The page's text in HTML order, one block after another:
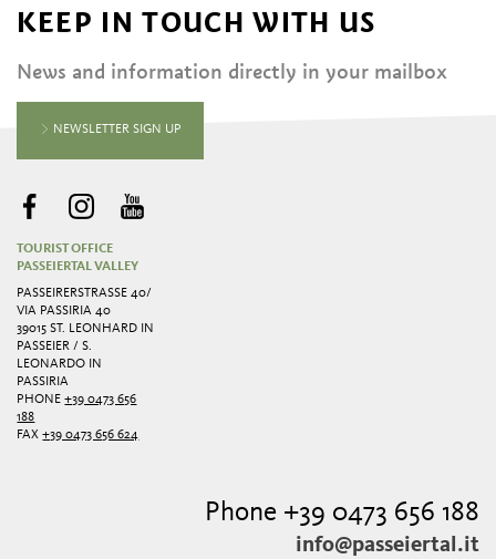
KEEP IN TOUCH WITH US
News and information directly in your mailbox
NEWSLETTER SIGN UP
TOURIST OFFICE
PASSEIERTAL VALLEY
PASSEIRERSTRASSE 40/ V
IA PASSIRIA 40
39015 ST. LEONHARD IN
PASSEIER / S.
LEONARDO IN
PASSIRIA
PHONE+39 0473 656
188
FAX+39 0473 656 624
Phone +39 0473 656 188
info@passeiertal.it